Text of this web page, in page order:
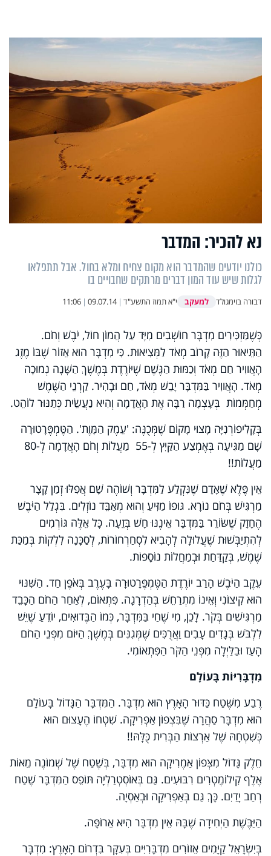
נא להכיר: המדבר
כולנו יודעים שהמדבר הוא מקום צחיח ומלא בחול. אבל תתפלאו
לגלות שיש עוד המון דברים מרתקים שחבויים בו
דבורה בוימגולד למעקב י"א תמוז התשע"ד |
09.07.14
|
11:06
כְּשֶׁמַּזְכִּירִים מִדְבָּר חוֹשְׁבִים מִיָּד עַל הֲמוֹן חוֹל, יֹבֶשׁ וְחֹם.
הַתֵּיאוּר הַזֶּה קָרוֹב מְאֹד לַמְּצִיאוּת. כִּי מִדְבָּר הוּא אֵזוֹר שֶׁבּוֹ מֶזֶג
הָאֲווִיר חַם מְאֹד וְכַמּוּת הַגֶּשֶׁם שֶׁיּוֹרֶדֶת בְּמֶשֶׁךְ הַשָּׁנָה נְמוּכָה
מְאֹד. הָאֲווִיר בַּמִּדְבָּר יָבֵשׁ מְאֹד, חַם וּבָהִיר. קַרְנֵי הַשֶּׁמֶשׁ
מְחַמְּמוֹת בְּעָצְמָה רַבָּה אֶת הָאֲדָמָה וְהִיא נַעֲשֵׂית כְּתַנּוּר לוֹהֵט.
בְּקָלִיפוֹרְנִיָּה מָצוּי מָקוֹם שֶׁמְּכֻנֶּה: 'עֵמֶק הַמָּוֶת'. הַטֶּמְפֶּרָטוּרָה
שָׁם מַגִּיעָה בְּאֶמְצַע הַקַּיִץ לְ-55 מַעֲלוֹת וְחֹם הָאֲדָמָה לְ-80
מַעֲלוֹת!!
אֵין פֶּלֶא שֶׁאָדָם שֶׁנִּקְלַע לַמִּדְבָּר וְשׁוֹהֶה שָׁם אֲפִלּוּ זְמַן קָצָר
מַרְגִּישׁ בְּחֹם נוֹרָא. גּוּפוֹ מַזִּיעַ וְהוּא מְאַבֵּד נוֹזְלִים. בִּגְלַל הַיֹּבֶשׁ
הֶחָזָק שֶׁשּׂוֹרֵר בַּמִּדְבָּר אֵינֶנּוּ חָשׁ בְּזֵעָה. כָּל אֵלֶּה גּוֹרְמִים
לְהִתְיַבְּשׁוּת שֶׁעֲלוּלָה לְהָבִיא לִסְחַרְחוֹרוֹת, לְסַכָּנָה לִלְקוֹת בְּמַכַּת
שֶׁמֶשׁ, בְּקַדַּחַת וּבְמַחֲלוֹת נוֹסָפוֹת.
עֵקֶב הַיֹּבֶשׁ הָרַב יוֹרֶדֶת הַטֶּמְפֶּרָטוּרָה בָּעֶרֶב בְּאֹפֶן חַד. הַשִּׁנּוּי
הוּא קִיצוֹנִי וְאֵינוֹ מִתְרַחֵשׁ בְּהַדְרָגָה. פִּתְאוֹם, לְאַחַר הַחֹם הַכָּבֵד
מַרְגִּישִׁים בְּקֹר. לָכֵן, מִי שֶׁחַי בַּמִּדְבָּר, כְּמוֹ הַבֶּדוּאִים, יוֹדֵעַ שֶׁיֵּשׁ
לִלְבֹּשׁ בְּגָדִים עָבִים וַאֲרֻכִּים שֶׁמְּגִנִּים בְּמֶשֶׁךְ הַיּוֹם מִפְּנֵי הַחֹם
הָעַז וּבַלַּיְלָה מִפְּנֵי הַקֹּר הַפִּתְאוֹמִי.
מִדְבָּרִיּוֹת בָּעוֹלָם
רֶבַע מִשֶּׁטַח כַּדּוּר הָאָרֶץ הוּא מִדְבָּר. הַמִּדְבָּר הַגָּדוֹל בָּעוֹלָם
הוּא מִדְבָּר סַהֲרָה שֶׁבִּצְפוֹן אַפְרִיקָה. שִׁטְחוֹ הֶעָצוּם הוּא
כְּשִׁטְחָהּ שֶׁל אַרְצוֹת הַבְּרִית כֻּלָּהּ!!
חֵלֶק גָּדוֹל מִצְּפוֹן אַמֶרִיקָה הוּא מִדְבָּר, בְּשֶׁטַח שֶׁל שְׁמוֹנֶה מֵאוֹת
אֶלֶף קִילוֹמֶטְרִים רִבּוּעִים. גַּם בְּאוֹסְטְרַלְיָה תּוֹפֵס הַמִּדְבָּר שֶׁטַח
רְחַב יָדַיִם. כָּךְ גַּם בְּאַפְרִיקָה וּבְאַסְיָה.
הַיַּבֶּשֶׁת הַיְחִידָה שֶׁבָּהּ אֵין מִדְבָּר הִיא אֵרוֹפָּה.
בְּיִשְׂרָאֵל קַיָּמִים אֵזוֹרִים מִדְבָּרִיִּים בְּעִקָּר בִּדְרוֹם הָאָרֶץ: מִדְבָּר